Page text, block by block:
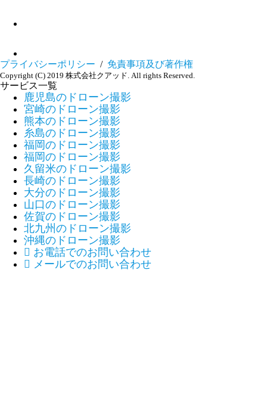
プライバシーポリシー / 免責事項及び著作権
Copyright (C) 2019 株式会社クアッド. All rights Reserved.
サービス一覧
鹿児島のドローン撮影
宮崎のドローン撮影
熊本のドローン撮影
糸島のドローン撮影
福岡のドローン撮影
福岡のドローン撮影
久留米のドローン撮影
長崎のドローン撮影
大分のドローン撮影
山口のドローン撮影
佐賀のドローン撮影
北九州のドローン撮影
沖縄のドローン撮影
 お電話でのお問い合わせ
 メールでのお問い合わせ